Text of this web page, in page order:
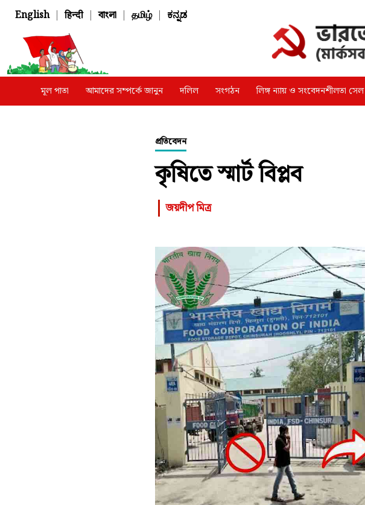
English | हिन्दी | বাংলা | தமிழ் | ಕನ್ನಡ
মূল পাতা আমাদের সম্পর্কে জানুন দলিল সংগঠন লিঙ্গ ন্যায় ও সংবেদনশীলতা সেল
প্রতিবেদন
কৃষিতে স্মার্ট বিপ্লব
জয়দীপ মিত্র